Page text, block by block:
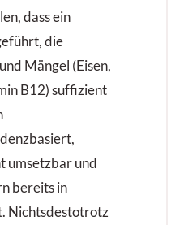
dass ein
die
Mängel (Eisen,
B12) suffizient
umsetzbar und
bereits in
Nichtsdestotrotz